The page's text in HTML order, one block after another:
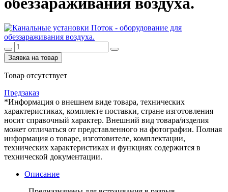
Заявка на товар
Товар отсутствует
Предзаказ
*Информация о внешнем виде товара, технических
характеристиках, комплекте поставки, стране изготовления
носит справочный характер. Внешний вид товара/изделия
может отличаться от представленного на фотографии. Полная
информация о товаре, изготовителе, комплектации,
технических характеристиках и функциях содержится в
технической документации.
Описание